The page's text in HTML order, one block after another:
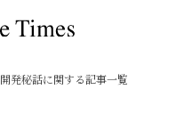
開発秘話に関する記事一覧